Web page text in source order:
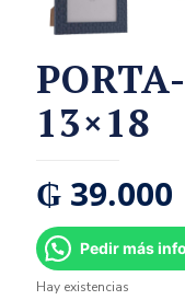
13×18
₲ 39.000
Pedir más
Hay existencias